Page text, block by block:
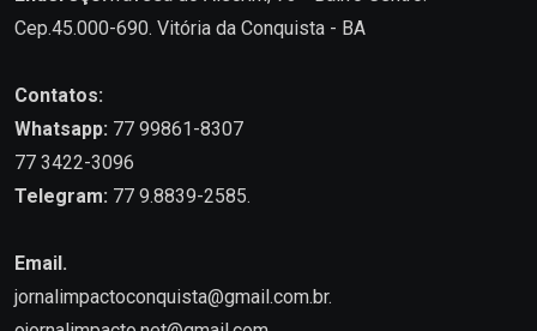
Cep.45.000-690. Vitória da Conquista - BA
Contatos:
Whatsapp: 77 99861-8307
77 3422-3096
Telegram: 77 9.8839-2585.
Email.
jornalimpactoconquista@gmail.com.br.